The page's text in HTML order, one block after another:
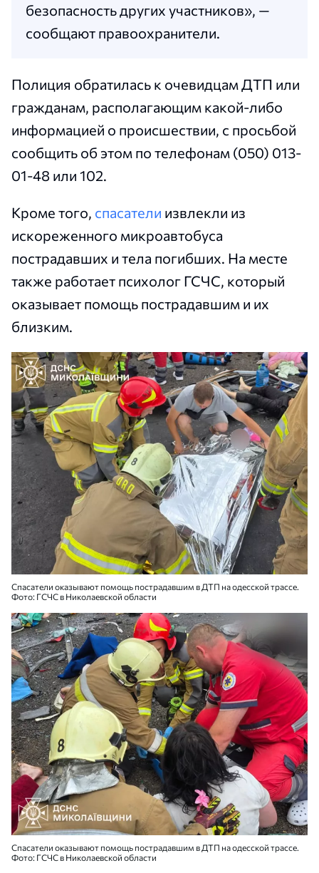
безопасность других участников», —
сообщают правоохранители.
Полиция обратилась к очевидцам ДТП или
гражданам, располагающим какой-либо
информацией о происшествии, с просьбой
сообщить об этом по телефонам (050) 013-
01-48 или 102.
Кроме того, спасатели извлекли из
искореженного микроавтобуса
пострадавших и тела погибших. На месте
также работает психолог ГСЧС, который
оказывает помощь пострадавшим и их
близким.
Спасатели оказывают помощь пострадавшим в ДТП на одесской трассе.
Фото: ГСЧС в Николаевской области
Спасатели оказывают помощь пострадавшим в ДТП на одесской трассе.
Фото: ГСЧС в Николаевской области